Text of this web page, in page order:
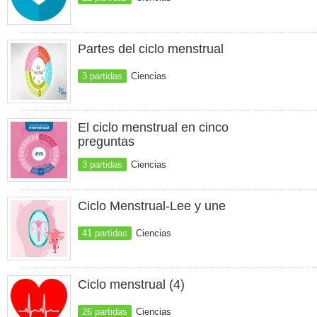
Partes del ciclo menstrual
3 partidas Ciencias
El ciclo menstrual en cinco
preguntas
3 partidas Ciencias
Ciclo Menstrual-Lee y une
41 partidas Ciencias
Ciclo menstrual (4)
26 partidas Ciencias